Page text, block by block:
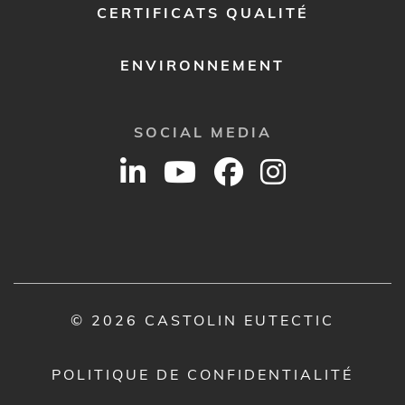
CERTIFICATS QUALITÉ
ENVIRONNEMENT
SOCIAL MEDIA
© 2026 CASTOLIN EUTECTIC
POLITIQUE DE CONFIDENTIALITÉ